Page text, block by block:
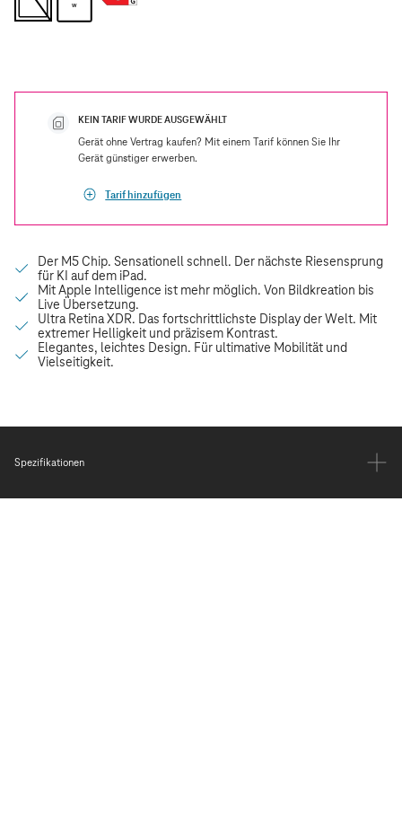
W
KEIN TARIF WURDE AUSGEWÄHLT
Gerät ohne Vertrag kaufen? Mit einem Tarif können Sie Ihr
Gerät günstiger erwerben.
Tarif hinzufügen
Spezifikationen